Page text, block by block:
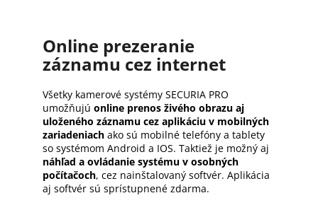
Online prezeranie
záznamu cez internet
Všetky kamerové systémy SECURIA PRO
umožňujú online prenos živého obrazu aj
uloženého záznamu cez aplikáciu v mobilných
zariadeniach ako sú mobilné telefóny a tablety
so systémom Android a IOS. Taktiež je možný aj
náhľad a ovládanie systému v osobných
počítačoch, cez nainštalovaný softvér. Aplikácia
aj softvér sú sprístupnené zdarma.